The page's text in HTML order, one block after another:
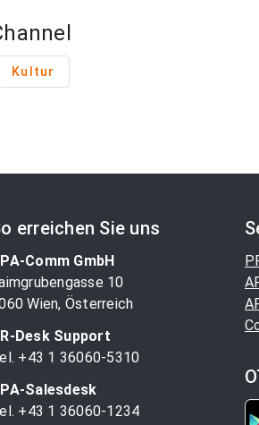
Kultur
erreichen Sie uns
Comm GmbH
10
Wien, Österreich
Desk Support
+43 1 36060-5310
Salesdesk
+43 1 36060-1234